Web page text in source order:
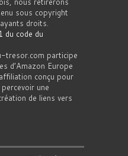
sous copyright
droits.
du code du
tresor.com participe
d’Amazon Europe
conçu pour
une
de liens vers